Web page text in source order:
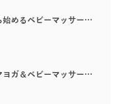
始めるベビーマッサー…
ヨガ＆ベビーマッサー…